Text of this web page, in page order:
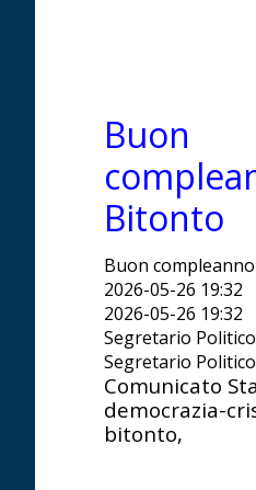
Buon
Bitonto
Buon
2026-05-26 19:32
2026-05-26 19:32
Segretario
Segretario
Comunicato
democrazia-
bitonto,